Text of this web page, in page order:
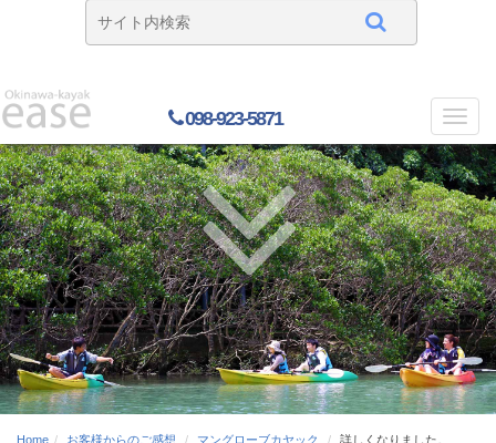
098-923-5871
Home お客様からのご感想 マングローブカヤック 詳しくなりました。